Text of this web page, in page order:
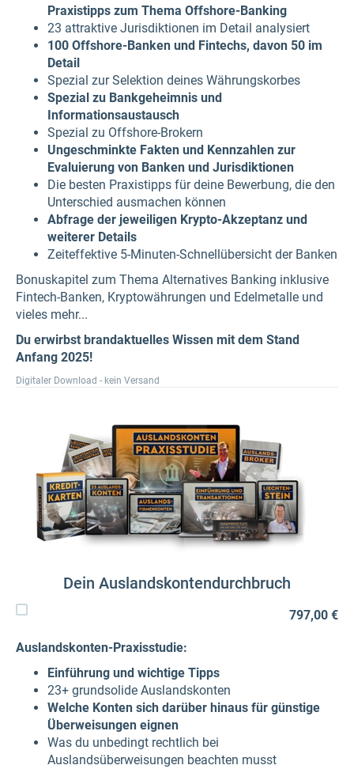
Praxistipps zum Thema Offshore-Banking
23 attraktive Jurisdiktionen im Detail analysiert
100 Offshore-Banken und Fintechs, davon 50 im
Detail
Spezial zur Selektion deines Währungskorbes
Spezial zu Bankgeheimnis und
Informationsaustausch
Spezial zu Offshore-Brokern
Ungeschminkte Fakten und Kennzahlen zur
Evaluierung von Banken und Jurisdiktionen
Die besten Praxistipps für deine Bewerbung, die den
Unterschied ausmachen können
Abfrage der jeweiligen Krypto-Akzeptanz und
weiterer Details
Zeiteffektive 5-Minuten-Schnellübersicht der Banken
Bonuskapitel zum Thema Alternatives Banking inklusive
Fintech-Banken, Kryptowährungen und Edelmetalle und
vieles mehr...
Du erwirbst brandaktuelles Wissen mit dem Stand
Anfang 2025!
Digitaler Download - kein Versand
Dein Auslandskontendurchbruch
797,00 €
Auslandskonten-Praxisstudie:
Einführung und wichtige Tipps
23+ grundsolide Auslandskonten
Welche Konten sich darüber hinaus für günstige
Überweisungen eignen
Was du unbedingt rechtlich bei
Auslandsüberweisungen beachten musst